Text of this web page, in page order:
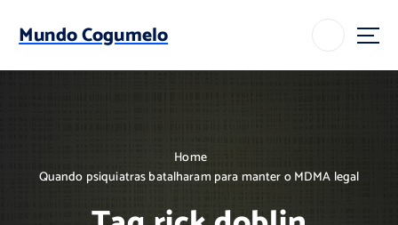
p
Mundo Cogumelo
Home
Quando psiquiatras batalharam para manter o MDMA legal